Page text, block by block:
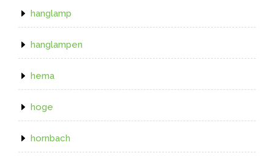
hanglamp
hanglampen
hema
hoge
hornbach